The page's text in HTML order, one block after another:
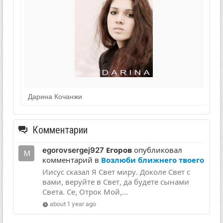
Дарина Кочанжи
Комментарии
egorovsergej927 Егоров опубликовал
комментарий в Возлюби ближнего твоего
Иисус сказал Я Свет миру. Доколе Свет с
вами, веруйте в Свет, да будете сынами
Света. Се, Отрок Мой,...
about 1 year ago